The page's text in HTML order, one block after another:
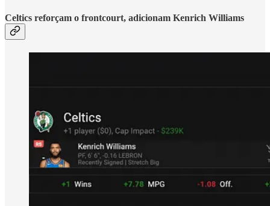
Celtics reforçam o frontcourt, adicionam Kenrich Williams